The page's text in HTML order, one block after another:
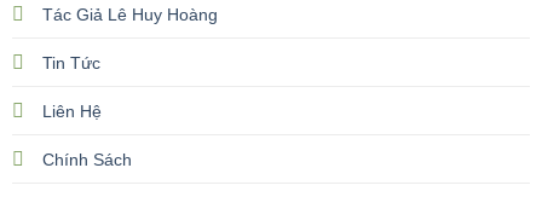
Tác Giả Lê Huy Hoàng
Tin Tức
Liên Hệ
Chính Sách